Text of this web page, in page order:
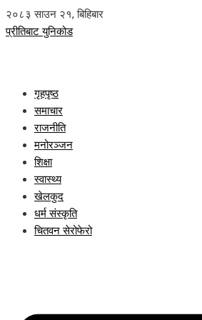
२०८३ साउन २१, बिहिबार
प्रीतिबाट युनिकोड
गृहपृष्ठ
समाचार
राजनीति
मनोरञ्जन
शिक्षा
स्वास्थ्य
खेलकुद
धर्म संस्कृति
चितवन सेरोफेरो